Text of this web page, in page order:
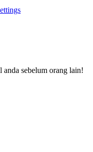
sebelum orang lain!